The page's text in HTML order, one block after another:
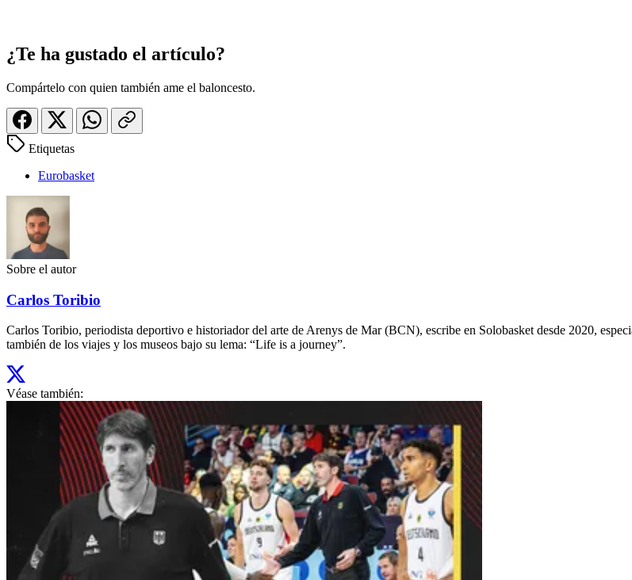
¿Te ha gustado el artículo?
Compártelo con quien también ame el baloncesto.
Etiquetas
Eurobasket
Sobre el autor
Carlos Toribio
Carlos Toribio, periodista deportivo e historiador del arte de Arenys de Mar (BCN), escribe en Solobasket desde 2020,
también de los viajes y los museos bajo su lema: “Life is a journey”.
Véase también: